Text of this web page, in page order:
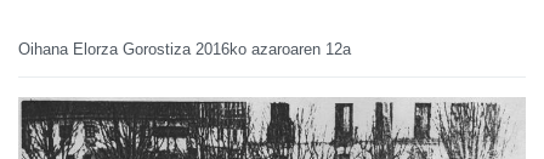
Oihana Elorza Gorostiza 2016ko azaroaren 12a